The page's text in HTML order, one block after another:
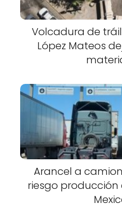
Volcadura de
López Mateos
Arancel a
riesgo producción